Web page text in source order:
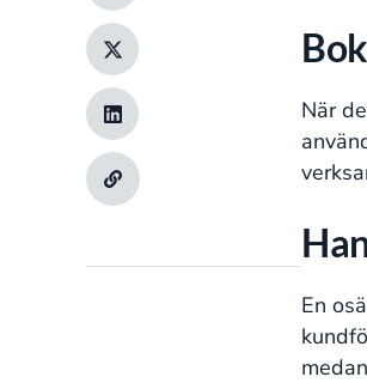
När
En